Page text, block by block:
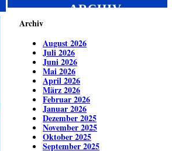
ARCHIV
Archiv
August 2026
Juli 2026
Juni 2026
Mai 2026
April 2026
März 2026
Februar 2026
Januar 2026
Dezember 2025
November 2025
Oktober 2025
September 2025